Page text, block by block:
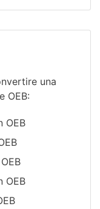
una
OEB:
OEB
OEB